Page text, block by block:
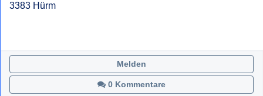
3383 Hürm
0 Kommentare
Melden